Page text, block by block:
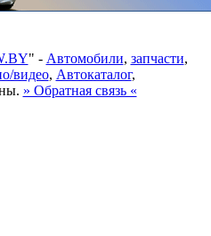
" - Автомобили, запчасти,
видео, Автокаталог,
» Обратная связь «